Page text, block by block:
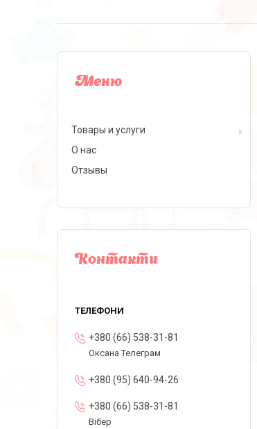
Товары и услуги
О нас
Отзывы
Контакти
+380 (66) 538-31-81
Оксана Телеграм
+380 (95) 640-94-26
+380 (66) 538-31-81
Вібер